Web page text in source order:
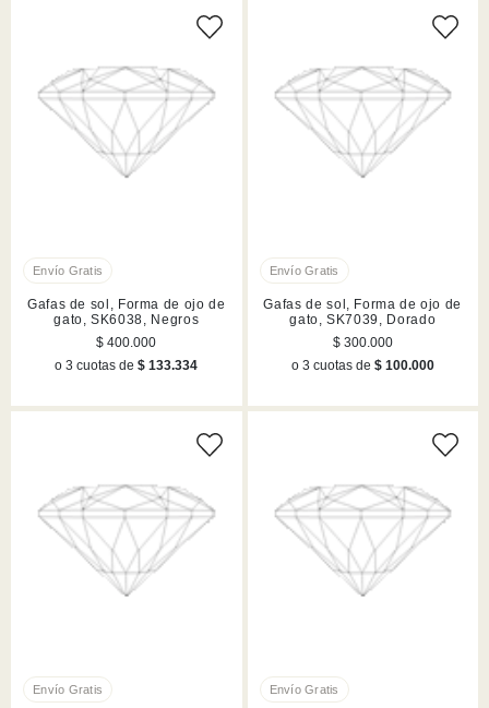
Gafas de sol, Forma de ojo de
gato, SK6038, Negros
$ 400.000
o 3 cuotas de$ 133.334
Gafas de sol, Forma de ojo de
gato, SK7039, Dorado
$ 300.000
o 3 cuotas de $ 100.000